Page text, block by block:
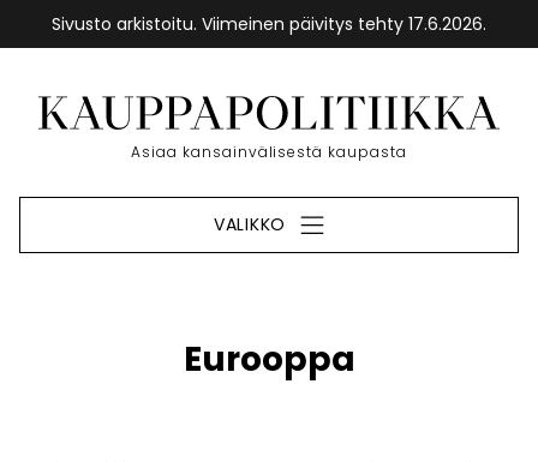
Sivusto arkistoitu. Viimeinen päivitys tehty 17.6.2026.
sisältöön
Etusivu
Asiaa kansainvälisestä kaupasta
VALIKKO
Eurooppa